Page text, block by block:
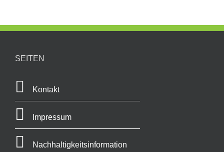
SEITEN
Kontakt
Impressum
Nachhaltigkeitsinformation